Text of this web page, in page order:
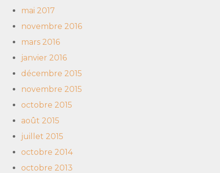
mai 2017
novembre 2016
mars 2016
janvier 2016
décembre 2015
novembre 2015
octobre 2015
août 2015
juillet 2015
octobre 2014
octobre 2013